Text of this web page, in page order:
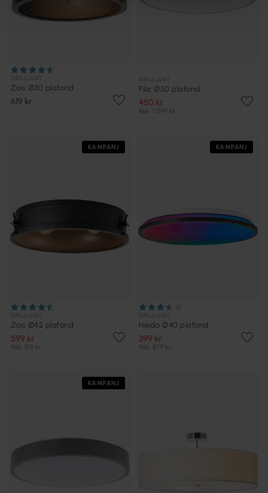
Zois Ø30 plafond
619 kr
Filiz Ø50 plafond
450 kr
Rek. 1 099 kr
KAMPANJ
Zois Ø42 plafond
599 kr
Rek. 819 kr
KAMPANJ
Heida Ø40 plafond
399 kr
Rek. 879 kr
KAMPANJ